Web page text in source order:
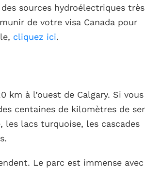
sources hydroélectriques très
de votre visa Canada pour
cliquez ici.
km à l’ouest de Calgary. Si vous
centaines de kilomètres de
lacs turquoise, les cascades
Le parc est immense avec